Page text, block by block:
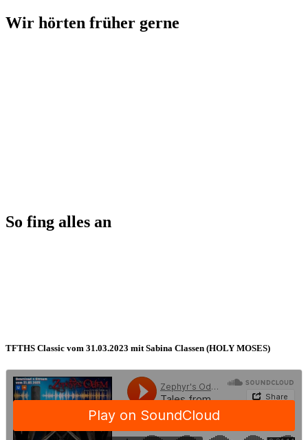
Wir hörten früher gerne
So fing alles an
TFTHS Classic vom 31.03.2023 mit Sabina Classen (HOLY MOSES)